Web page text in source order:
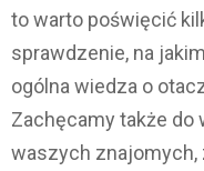
to warto poświęcić
sprawdzenie, na
ogólna wiedza o
Zachęcamy także do
waszych